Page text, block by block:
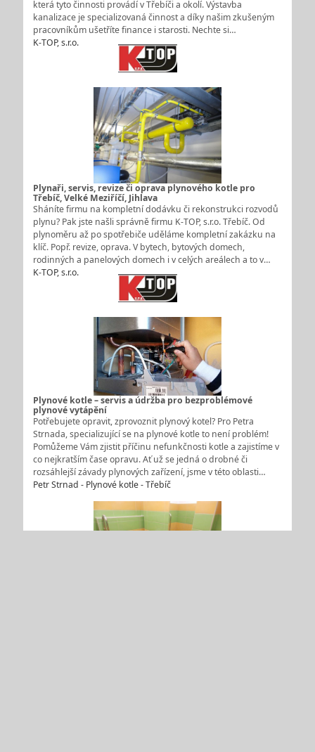
která tyto činnosti provádí v Třebíči a okolí. Výstavba
kanalizace je specializovaná činnost a díky našim zkušeným
pracovníkům ušetříte finance i starosti. Nechte si…
K-TOP, s.r.o.
Plynaři, servis, revize či oprava plynového kotle pro
Třebíč, Velké Meziříčí, Jihlava
Sháníte firmu na kompletní dodávku či rekonstrukci rozvodů
plynu? Pak jste našli správně firmu K-TOP, s.r.o. Třebíč. Od
plynoměru až po spotřebiče uděláme kompletní zakázku na
klíč. Popř. revize, oprava. V bytech, bytových domech,
rodinných a panelových domech i v celých areálech a to v…
K-TOP, s.r.o.
Plynové kotle – servis a údržba pro bezproblémové
plynové vytápění
Potřebujete opravit, zprovoznit plynový kotel? Pro Petra
Strnada, specializující se na plynové kotle to není problém!
Pomůžeme Vám zjistit příčinu nefunkčnosti kotle a zajistíme v
co nejkratším čase opravu. Ať už se jedná o drobné či
rozsáhlejší závady plynových zařízení, jsme v této oblasti…
Petr Strnad - Plynové kotle - Třebíč